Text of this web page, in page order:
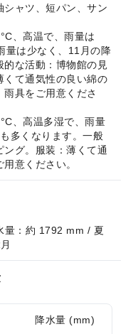
シャツ、短パン、サン
、高温で、雨量は
量は少なく、11月の降
な活動：博物館の見
くて通気性の良い綿の
具をご用意くださ
、高温多湿で、雨量
多くなります。一般
グ。服装：薄くて通
意ください。
量：約 1792 mm / 夏
降水量 (mm)